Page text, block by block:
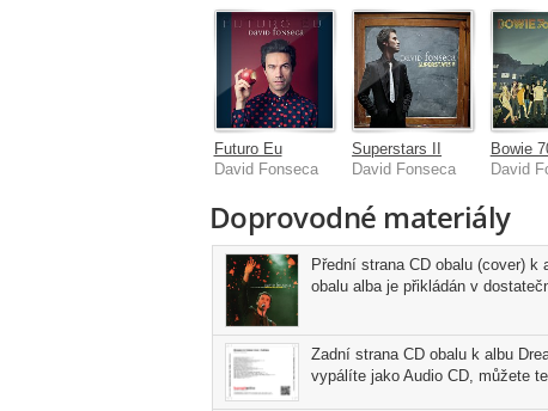
Futuro Eu
David Fonseca
Superstars II
David Fonseca
Bowie
David
Doprovodné materiály
Přední strana CD obalu (cover) k
obalu alba je přikládán v
Zadní strana CD obalu k albu
vypálíte jako Audio CD, můžete